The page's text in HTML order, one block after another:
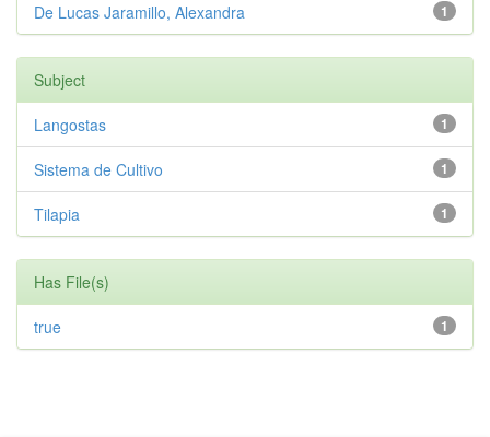
1
De Lucas Jaramillo, Alexandra
Subject
1
Langostas
1
Sistema de Cultivo
1
Tilapia
Has File(s)
1
true